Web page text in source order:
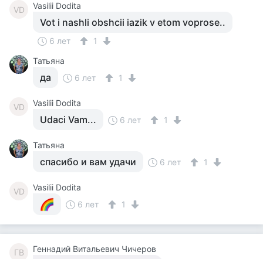
VD Vasilii Dodita
Vot i nashli obshcii iazik v etom voprose..
6 лет
1
Татьяна
да 6 лет 1
VD Vasilii Dodita
Udaci Vam... 6 лет 1
Татьяна
спасибо и вам удачи 6 лет 1
VD
Vasilii Dodita
6 лет
1
ГВ Геннадий Витальевич Чичеров